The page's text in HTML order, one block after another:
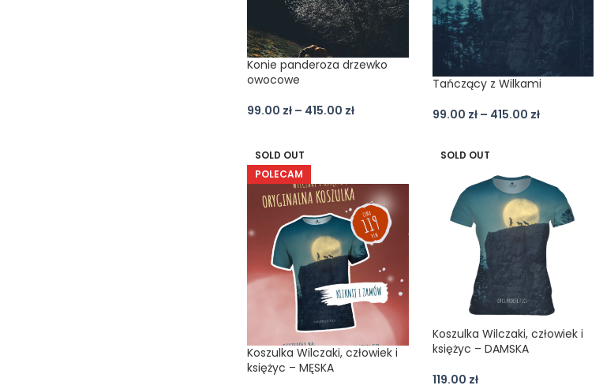
Konie panderoza drzewko
owocowe
99.00 zł – 415.00 zł
Tańczący z Wilkami
99.00 zł – 415.00 zł
SOLD OUT
POLECAM
Koszulka Wilczaki, człowiek i
księżyc – MĘSKA
SOLD OUT
Koszulka Wilczaki, człowiek i
księżyc – DAMSKA
119.00 zł